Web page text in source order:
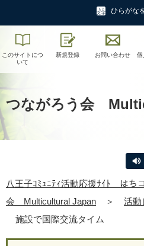
ひらがな
このサイトにつ
いて
新規登録 お問い合わせ
個
つながろう会
八王子ｺﾐｭﾆﾃｨ活動応援ｻｲﾄ はち
会 Multicultural Japan
＞ 活動
施設で国際交流タイム